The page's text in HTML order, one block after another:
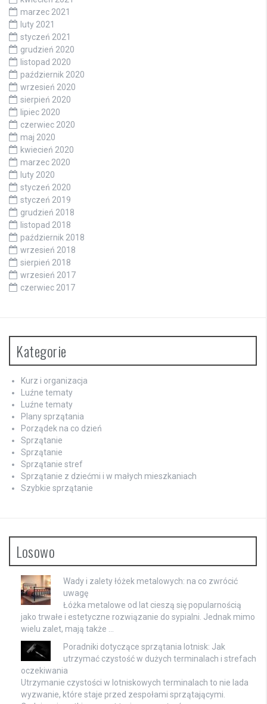
marzec 2021
luty 2021
styczeń 2021
grudzień 2020
listopad 2020
październik 2020
wrzesień 2020
sierpień 2020
lipiec 2020
czerwiec 2020
maj 2020
kwiecień 2020
marzec 2020
luty 2020
styczeń 2020
styczeń 2019
grudzień 2018
listopad 2018
październik 2018
wrzesień 2018
sierpień 2018
wrzesień 2017
czerwiec 2017
Kategorie
Kurz i organizacja
Luźne tematy
Luźne tematy
Plany sprzątania
Porządek na co dzień
Sprzątanie
Sprzątanie
Sprzątanie stref
Sprzątanie z dziećmi i w małych mieszkaniach
Szybkie sprzątanie
Losowo
Wady i zalety łóżek metalowych: na co zwrócić
uwagę
Łóżka metalowe od lat cieszą się popularnością
jako trwałe i estetyczne rozwiązanie do sypialni. Jednak mimo
wielu zalet, mają także …
Poradniki dotyczące sprzątania lotnisk: Jak
utrzymać czystość w dużych terminalach i strefach
oczekiwania
Utrzymanie czystości w lotniskowych terminalach to nie lada
wyzwanie, które staje przed zespołami sprzątającymi.